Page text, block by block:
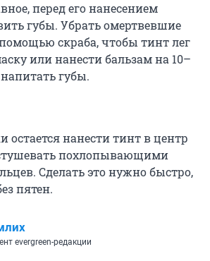
перед его нанесением
губы. Убрать омертвевшие
скраба, чтобы тинт лег
или нанести бальзам на 10–
губы.
остается нанести тинт в центр
похлопывающими
Сделать это нужно быстро,
пятен.
evergreen-редакции